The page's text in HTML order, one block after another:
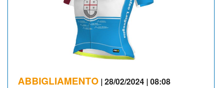
ABBIGLIAMENTO | 28/02/2024 | 08:08